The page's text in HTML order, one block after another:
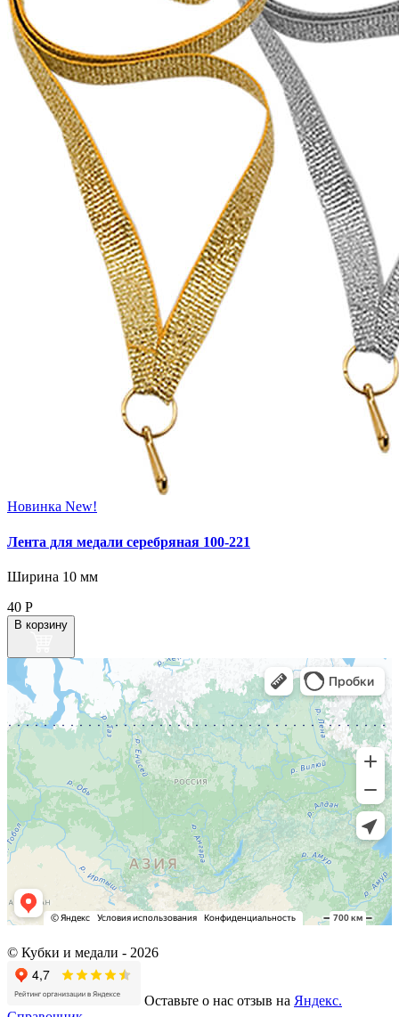
Новинка New!
Лента для медали серебряная 100‑221
Ширина 10 мм
40 Р
В корзину
© Кубки и медали - 2026
Оставьте о нас отзыв на Яндекс.